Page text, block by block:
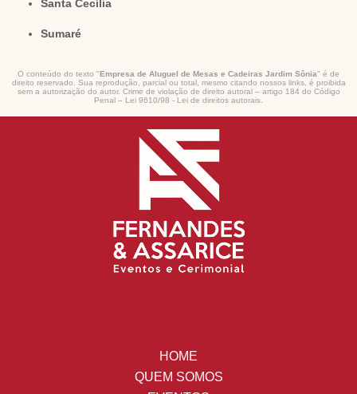
Santa Cecília
Sumaré
O conteúdo do texto "Empresa de Aluguel de Mesas e Cadeiras Jardim Sônia" é de
direito reservado. Sua reprodução, parcial ou total, mesmo citando nossos links, é proibida
sem a autorização do autor. Crime de violação de direito autoral – artigo 184 do Código
Penal – Lei 9610/98 - Lei de direitos autorais
HOME
QUEM SOMOS